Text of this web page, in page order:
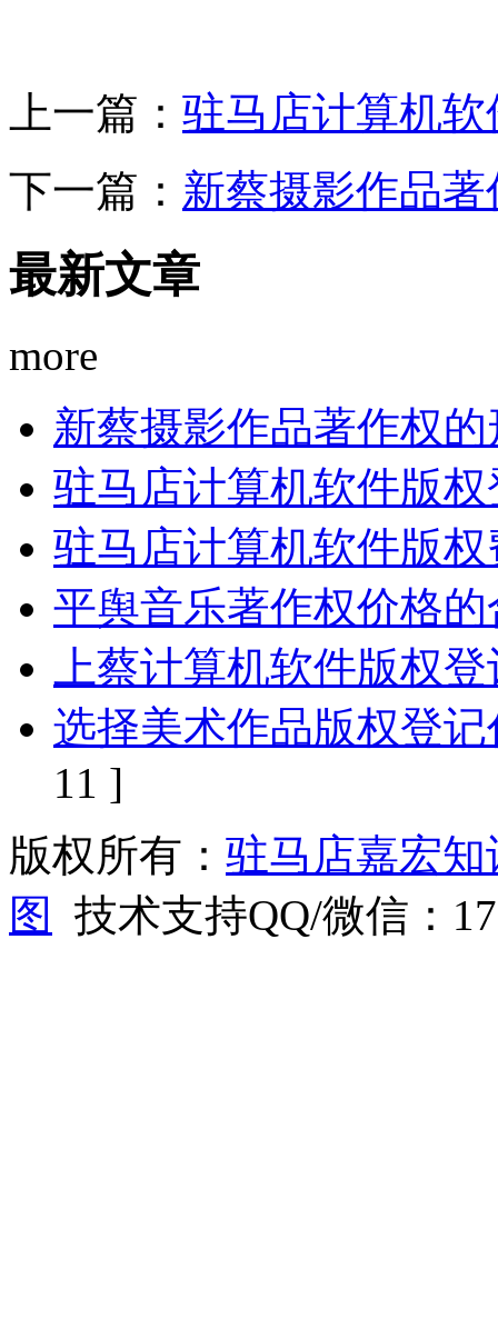
上一篇： 驻马店计算机
下一篇： 新蔡摄影作品
最新文章
more
新蔡摄影作品著作权的
驻马店计算机软件版
驻马店计算机软件版
平舆音乐著作权价格
上蔡计算机软件版权
选择美术作品版权登
11 ]
版权所有： 驻马店嘉宏
图
技术支持QQ/微信：